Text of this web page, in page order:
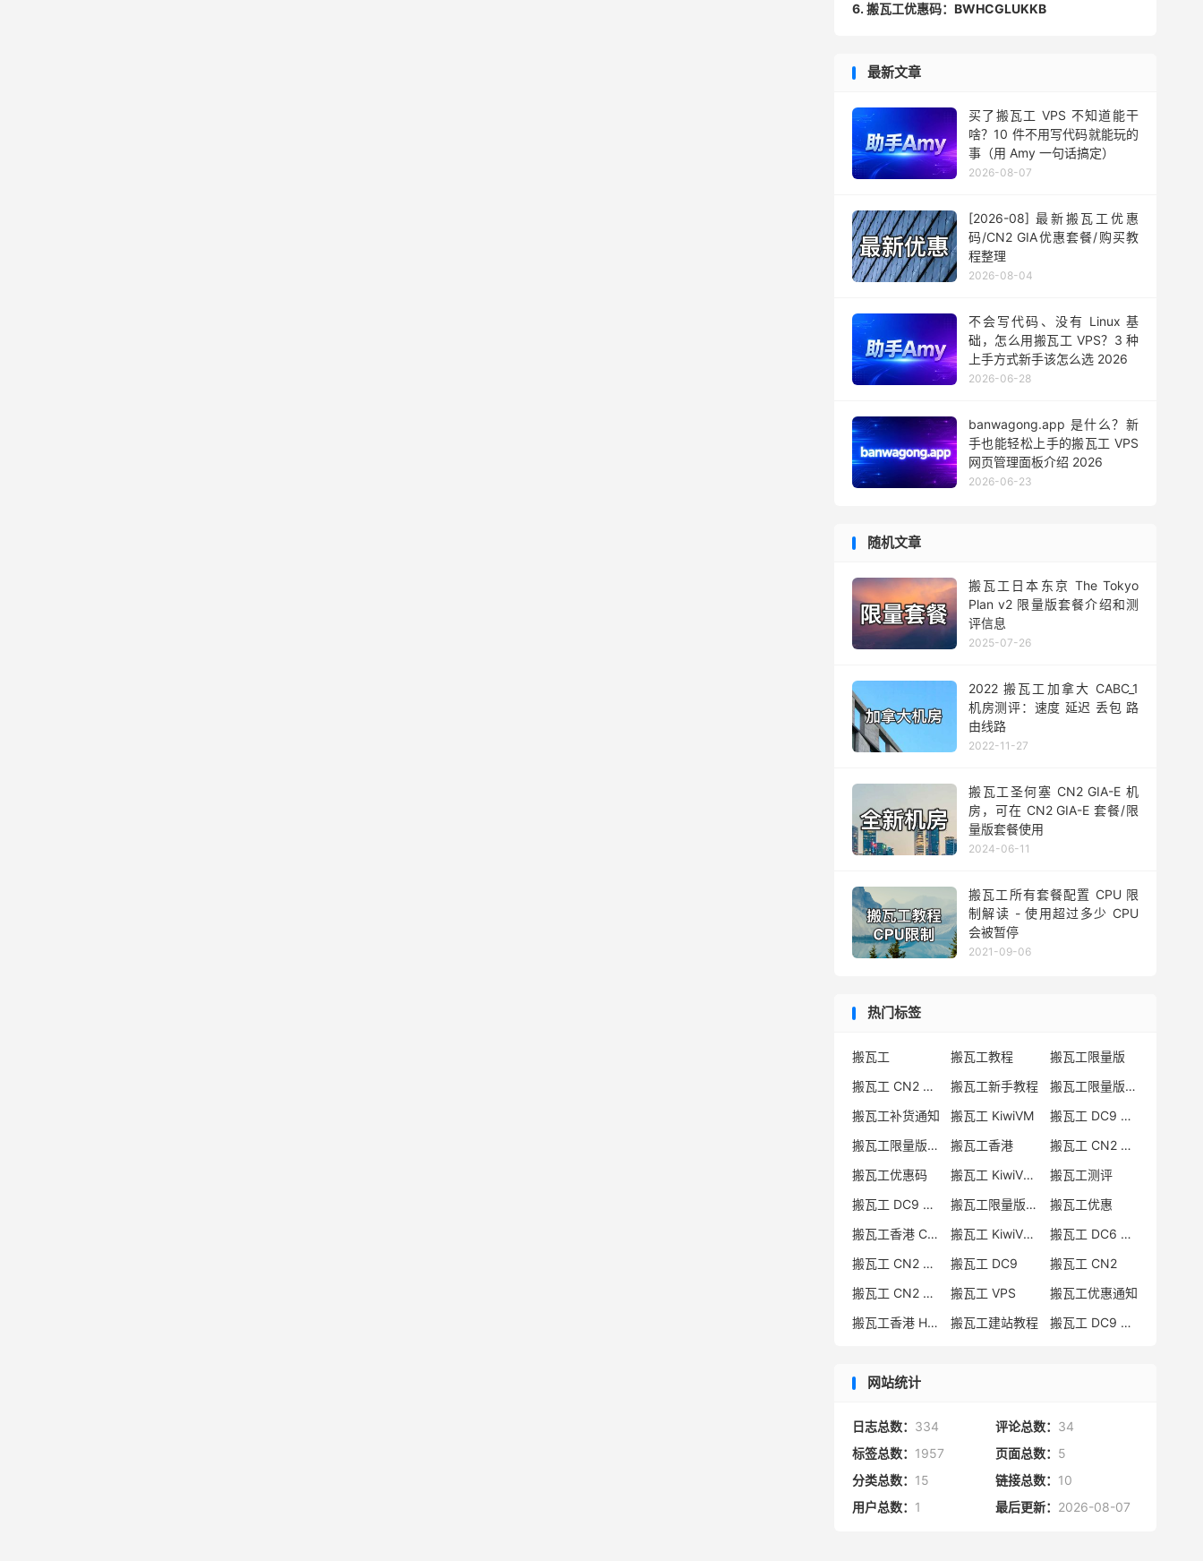
6. 搬瓦工优惠码：BWHCGLUKKB
最新文章
买了搬瓦工 VPS 不知道能干
啥？10 件不用写代码就能玩的
事（用 Amy 一句话搞定）
2026-08-07
[2026-08] 最新搬瓦工优惠
码/CN2 GIA优惠套餐/购买教
程整理
2026-08-04
不会写代码、没有 Linux 基
础，怎么用搬瓦工 VPS？3 种
上手方式新手该怎么选 2026
2026-06-28
banwagong.app 是什么？新
手也能轻松上手的搬瓦工 VPS
网页管理面板介绍 2026
2026-06-23
随机文章
搬瓦工日本东京 The Tokyo
Plan v2 限量版套餐介绍和测
评信息
2025-07-26
2022 搬瓦工加拿大 CABC_1
机房测评：速度 延迟 丢包 路
由线路
2022-11-27
搬瓦工圣何塞 CN2 GIA-E 机
房，可在 CN2 GIA-E 套餐/限
量版套餐使用
2024-06-11
搬瓦工所有套餐配置 CPU 限
制解读 - 使用超过多少 CPU
会被暂停
2021-09-06
热门标签
搬瓦工 搬瓦工教程
搬瓦工限量版
搬瓦工 CN2 GIA
搬瓦工新手教程
搬瓦工限量版套餐
搬瓦工补货通知
搬瓦工 KiwiVM
搬瓦工 DC9 CN2 GIA
搬瓦工限量版补货
搬瓦工香港
搬瓦工 CN2 GIA-E
搬瓦工优惠码
搬瓦工 KiwiVM 教程
搬瓦工测评
搬瓦工 DC9 CN2 GIA 限量版
搬瓦工限量版补货通知
搬瓦工优惠
搬瓦工香港 CN2 GIA
搬瓦工 KiwiVM 控制面板
搬瓦工 DC6 CN2 GIA-E
搬瓦工 CN2 GIA-E 限量版
搬瓦工 DC9
搬瓦工 CN2
搬瓦工 CN2 GIA 限量版
搬瓦工 VPS
搬瓦工优惠通知
搬瓦工香港 HK85
搬瓦工建站教程 搬瓦工 DC9 限量版
网站统计
日志总数： 334 评论总数： 34
标签总数： 1957 页面总数： 5
分类总数： 15 链接总数： 10
用户总数： 1 最后更新： 2026-08-07